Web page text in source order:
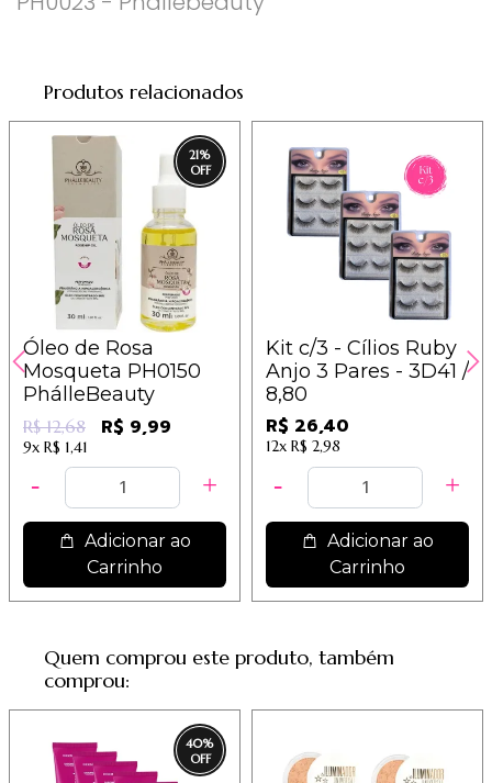
Produtos relacionados
21%
Óleo de Rosa
Mosqueta PH0150
PhálleBeauty
R$ 12,68 R$ 9,99
9x R$ 1,41
Adicionar ao
Carrinho
Kit c/3 - Cílios Ruby
Anjo 3 Pares - 3D41 /
8,80
R$ 26,40
12x R$ 2,98
Adicionar ao
Carrinho
Quem comprou este produto, também
comprou:
40%